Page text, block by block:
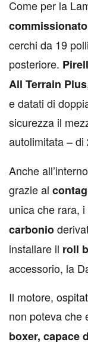
Come per la
cerchi da 19
posteriore.
All Terrain Plus
e datati di
sicurezza il
autolimitata – di
Anche
grazie al
unica che rara, i
carbonio
installare il roll
accessorio, la
Il motore,
non poteva che
boxer, capace